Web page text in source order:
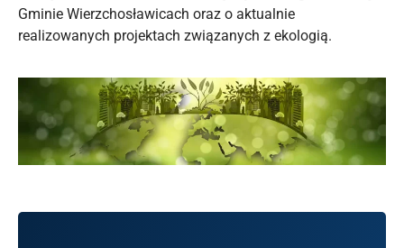
Gminie Wierzchosławicach oraz o aktualnie
realizowanych projektach związanych z ekologią.